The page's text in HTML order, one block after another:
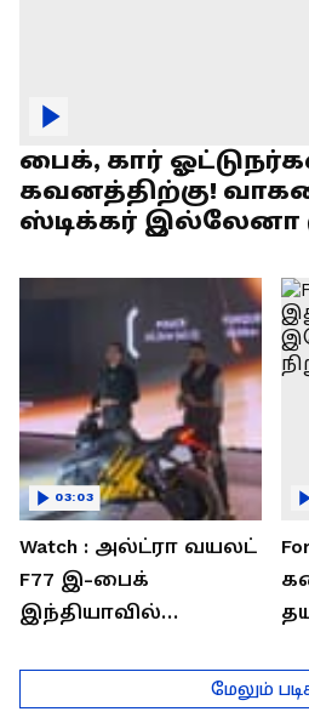
பைக், கார்
கவனத்திற்கு!
ஸ்டிக்கர் இல்லேனா
Watch : அல்ட்ரா வயலட்
F77 இ-பைக்
இந்தியாவில்
சார்ஜில் 307கி.மீ
பயணம்!
03:03
மேலும்